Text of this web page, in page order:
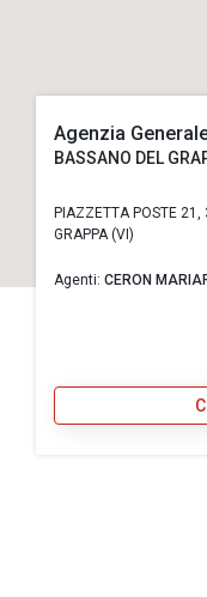
Agenzia
BASSANO DEL
PIAZZETTA POSTE
GRAPPA (VI)
Agenti: CERON